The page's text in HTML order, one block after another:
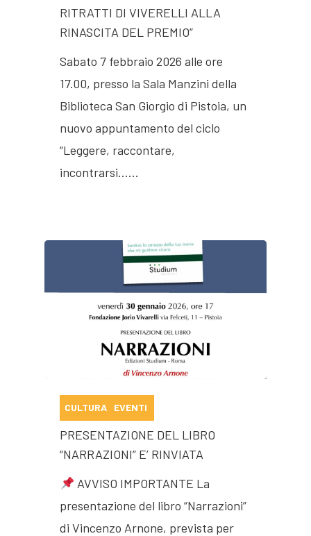
RITRATTI DI VIVERELLI ALLA
RINASCITA DEL PREMIO”
Sabato 7 febbraio 2026 alle ore
17.00, presso la Sala Manzini della
Biblioteca San Giorgio di Pistoia, un
nuovo appuntamento del ciclo
“Leggere, raccontare,
incontrarsi……
CULTURA EVENTI
PRESENTAZIONE DEL LIBRO
“NARRAZIONI” E’ RINVIATA
AVVISO IMPORTANTE La
presentazione del libro “Narrazioni”
di Vincenzo Arnone, prevista per